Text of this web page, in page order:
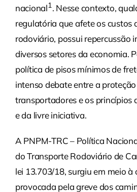
nacional1. Nesse contexto,
regulatória que afete os custos
rodoviário, possui repercussão
diversos setores da economia.
política de pisos mínimos de
intenso debate entre a
transportadores e os princípios
e da livre iniciativa.
A PNPM-TRC – Política
do Transporte Rodoviário de
lei 13.703/18, surgiu em meio à
provocada pela greve dos